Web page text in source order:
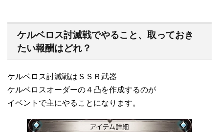
ケルベロス討滅戦でやること、取っておき
たい報酬はどれ？
ケルベロス討滅戦はＳＳＲ武器
ケルベロスオーダーの４凸を作成するのが
イベントで主にやることになります。